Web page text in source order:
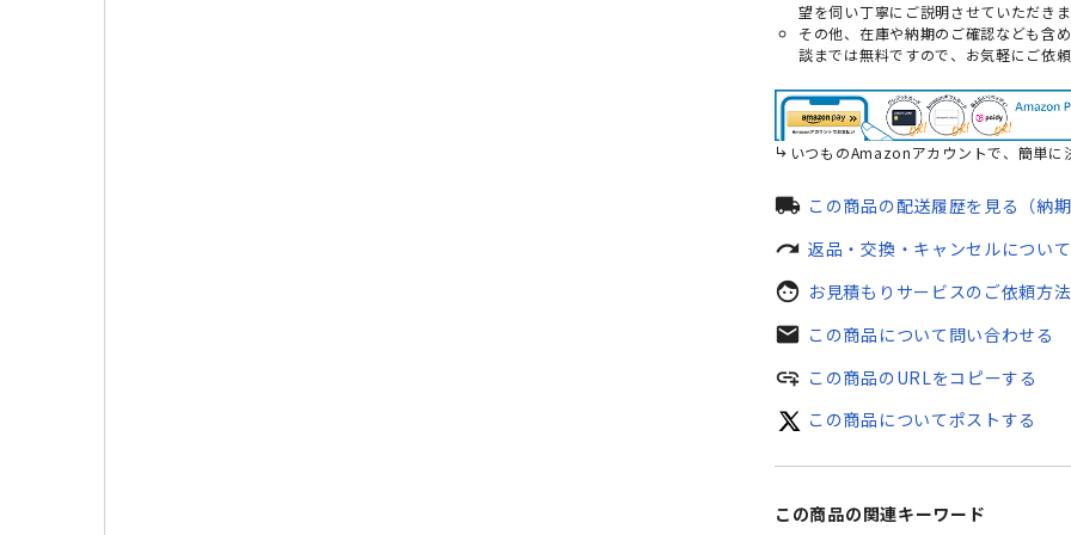
望を伺い丁寧にご説明させていただき
その他、在庫や納期のご確認なども含
談までは無料ですので、お気軽にご依
いつものAmazonアカウントで、簡単に
local_shipping この商品の配送履歴を見る（納
redo 返品・交換・キャンセルについて
face お見積もりサービスのご依頼方法
mail この商品について問い合わせる
add_link この商品のURLをコピーする
この商品についてポストする
この商品の関連キーワード